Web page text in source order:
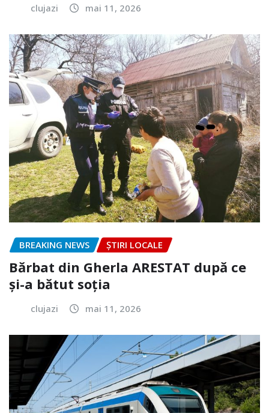
clujazi mai 11, 2026
BREAKING NEWS ȘTIRI LOCALE
Bărbat din Gherla ARESTAT după ce
și-a bătut soția
clujazi mai 11, 2026